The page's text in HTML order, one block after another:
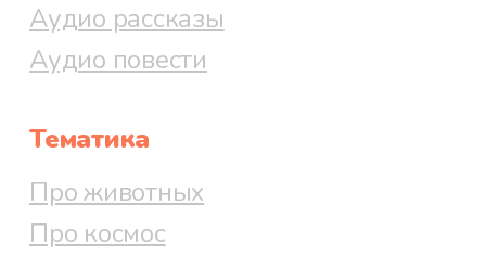
Аудио рассказы
Аудио повести
Тематика
Про животных
Про космос